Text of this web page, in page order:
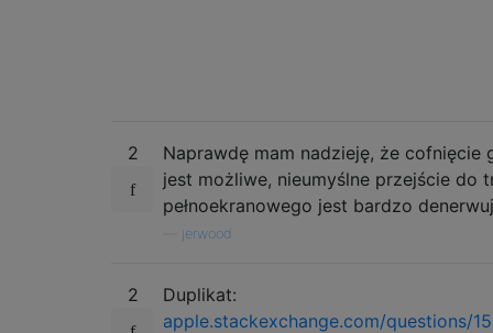
2
Naprawdę mam nadzieję, że cofnięcie
jest możliwe, nieumyślne przejście do
pełnoekranowego jest bardzo
jerwood
2
Duplikat:
apple.stackexchange.com/questions/